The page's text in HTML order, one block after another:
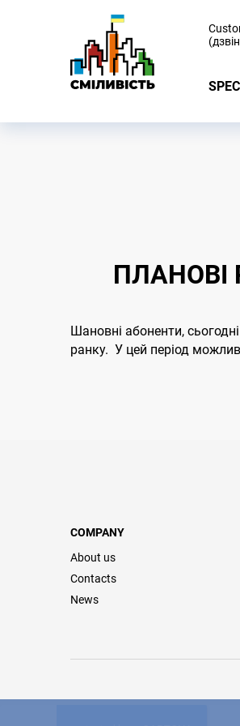
ПЛАНОВІ
Шановні абоненти,
ранку. У цей період
COMPANY
About us
Contacts
News